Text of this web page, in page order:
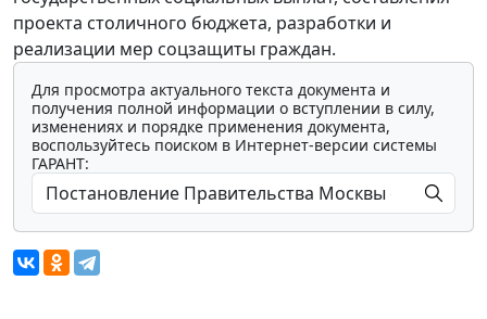
проекта столичного бюджета, разработки и
реализации мер соцзащиты граждан.
Для просмотра актуального текста документа и
получения полной информации о вступлении в силу,
изменениях и порядке применения документа,
воспользуйтесь поиском в Интернет-версии системы
ГАРАНТ: